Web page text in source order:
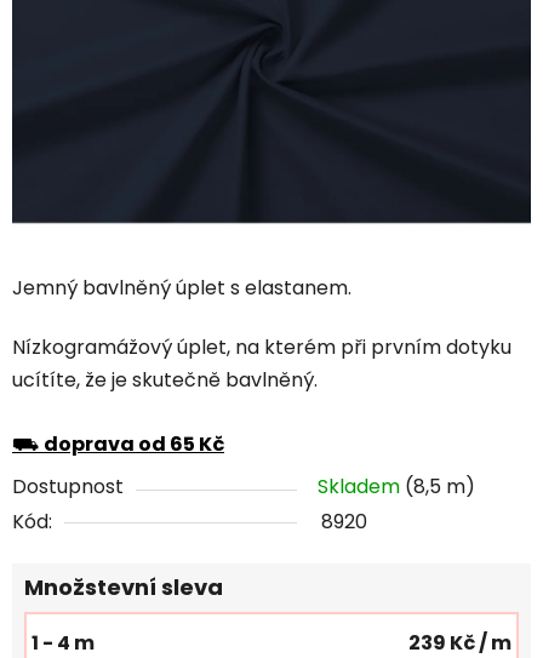
Jemný bavlněný úplet s elastanem.
Nízkogramážový úplet, na kterém při prvním dotyku
ucítíte, že je skutečně bavlněný.
⛟ doprava od 65 Kč
Dostupnost
Skladem (8,5 m)
Kód:
8920
Množstevní sleva
1 - 4 m 239 Kč/ m